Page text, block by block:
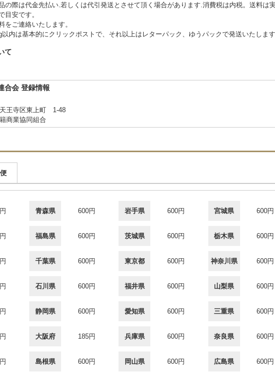
の際は代金先払い.若しくは代引発送とさせて頂く場合があります.消費税は内税。送料は実
目安です。
をご連絡いたします。
内は基本的にクリックポストで、それ以上はレターパック、ゆうパックで発送いたします
て
合会 登録情報
天王寺区東上町 1-48
商業協同組合
青森県 600円 岩手県 600円 宮城県 600円
福島県 600円 茨城県 600円 栃木県 600円
千葉県 600円 東京都 600円 神奈川県 600円
石川県 600円 福井県 600円 山梨県 600円
静岡県 600円 愛知県 600円 三重県 600円
大阪府 185円 兵庫県 600円 奈良県 600円
島根県 600円 岡山県 600円 広島県 600円